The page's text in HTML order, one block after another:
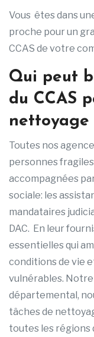
Vous êtes dans
proche pour un
CCAS de votre
Qui peut
du CCAS
Toutes nos
personnes
accompagnées
sociale: les
mandataires
DAC. En leur
essentielles qui
conditions de vie
vulnérables.
départemental,
tâches de
toutes les régions